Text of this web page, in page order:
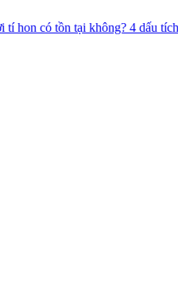
tại không? 4 dấu tích chưa có